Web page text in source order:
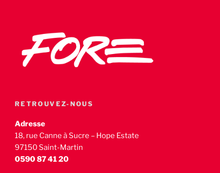
RETROUVEZ-NOUS
Adresse
18, rue Canne à Sucre – Hope Estate
97150 Saint-Martin
0590 87 41 20